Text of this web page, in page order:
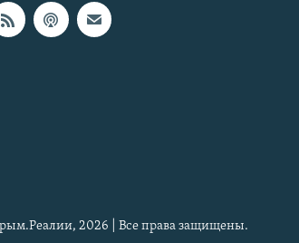
2026 | Все права защищены.